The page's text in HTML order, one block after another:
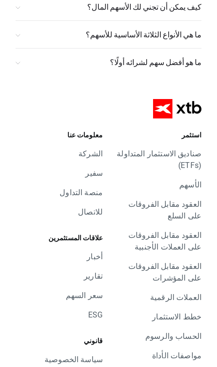
كيف يمكن أن تجني لك الأسهم المال؟
ما هي الأنواع الثلاثة الأساسية للأسهم؟
ما هو أفضل سهم لشرائه أولًا؟
استثمر
صناديق الاستثمار المتداولة
(ETFs)
الأسهم
العقود مقابل الفروقات
على السلع
العقود مقابل الفروقات
على العملات الأجنبية
العقود مقابل الفروقات
على المؤشرات
العملات الرقمية
خطط الاستثمار
الحساب والرسوم
مواصفات الأداة
معلومات عنا
الشركة
سفير
منصة التداول
للاتصال
علاقات المستثمرين
أخبار
تقارير
سعر السهم
ESG
قانوني
سياسة الخصوصية